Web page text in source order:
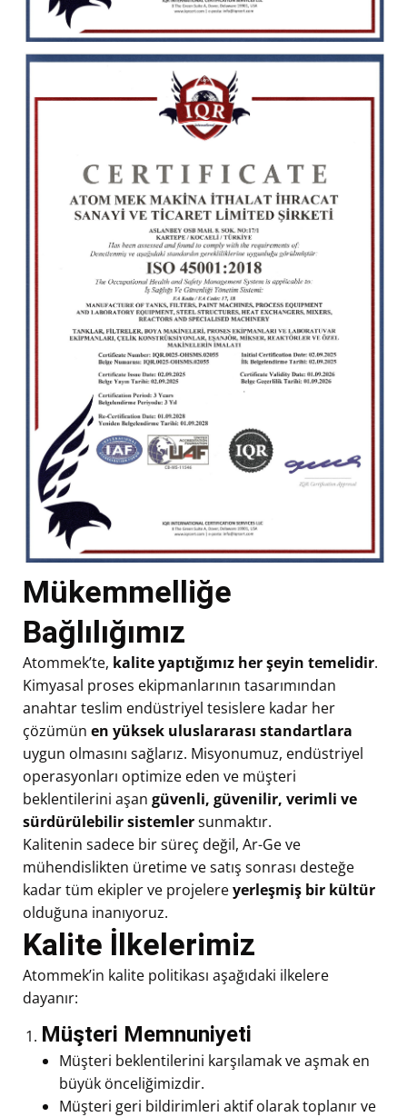
Mükemmelliğe
Bağlılığımız
Atommek’te, kalite yaptığımız her şeyin temelidir.
Kimyasal proses ekipmanlarının tasarımından
anahtar teslim endüstriyel tesislere kadar her
çözümün en yüksek uluslararası standartlara
uygun olmasını sağlarız. Misyonumuz, endüstriyel
operasyonları optimize eden ve müşteri
beklentilerini aşan güvenli, güvenilir, verimli ve
sürdürülebilir sistemlersunmaktır.
Kalitenin sadece bir süreç değil, Ar-Ge ve
mühendislikten üretime ve satış sonrası desteğe
kadar tüm ekipler ve projelereyerleşmiş bir kültür
olduğuna inanıyoruz.
Kalite İlkelerimiz
Atommek’in kalite politikası aşağıdaki ilkelere
dayanır:
Müşteri Memnuniyeti
Müşteri beklentilerini karşılamak ve aşmak en
büyük önceliğimizdir.
Müşteri geri bildirimleri aktif olarak toplanır ve